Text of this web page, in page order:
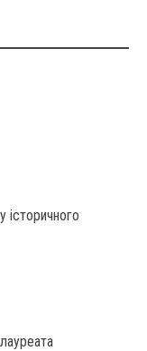
історичного